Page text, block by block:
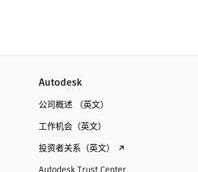
Autodesk
公司概述 （英文）
工作机会（英文）
投资者关系（英文）
Autodesk Trust Center